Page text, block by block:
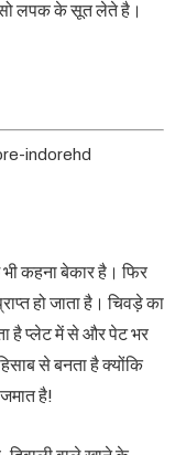
सो लपक के सूत लेते है।
कहना बेकार है। फिर
हो जाता है। चिवड़े का
है प्लेट में से और पेट भर
से बनता है क्योंकि
है!